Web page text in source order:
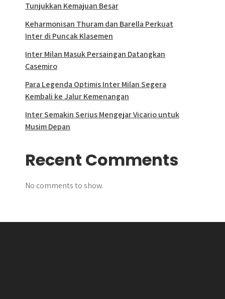
Tunjukkan Kemajuan Besar
Keharmonisan Thuram dan Barella Perkuat
Inter di Puncak Klasemen
Inter Milan Masuk Persaingan Datangkan
Casemiro
Para Legenda Optimis Inter Milan Segera
Kembali ke Jalur Kemenangan
Inter Semakin Serius Mengejar Vicario untuk
Musim Depan
Recent Comments
No comments to show.